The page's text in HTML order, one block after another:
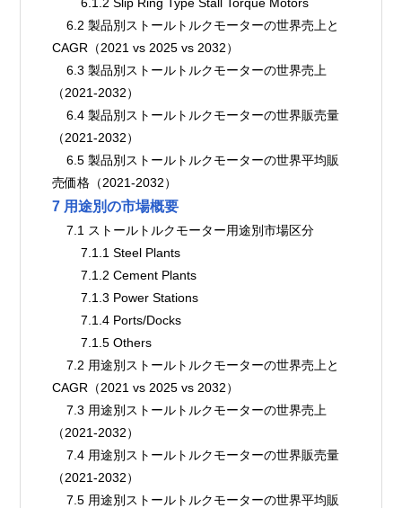
    6.2 製品別ストールトルクモーターの世界売上と
CAGR（2021 vs 2025 vs 2032）
    6.3 製品別ストールトルクモーターの世界売上
（2021-2032）
    6.4 製品別ストールトルクモーターの世界販売量
（2021-2032）
    6.5 製品別ストールトルクモーターの世界平均販
売価格（2021-2032）
7 用途別の市場概要
    7.1 ストールトルクモーター用途別市場区分
        7.1.1 Steel Plants
        7.1.2 Cement Plants
        7.1.3 Power Stations
        7.1.4 Ports/Docks
        7.1.5 Others
    7.2 用途別ストールトルクモーターの世界売上と
CAGR（2021 vs 2025 vs 2032）
    7.3 用途別ストールトルクモーターの世界売上
（2021-2032）
    7.4 用途別ストールトルクモーターの世界販売量
（2021-2032）
    7.5 用途別ストールトルクモーターの世界平均販